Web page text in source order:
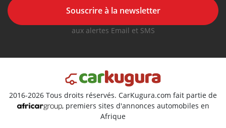
Souscrire à la newsletter
aux alertes Email et SMS
2016-2026 Tous droits réservés. CarKugura.com fait partie de
, premiers sites d'annonces automobiles en
Afrique